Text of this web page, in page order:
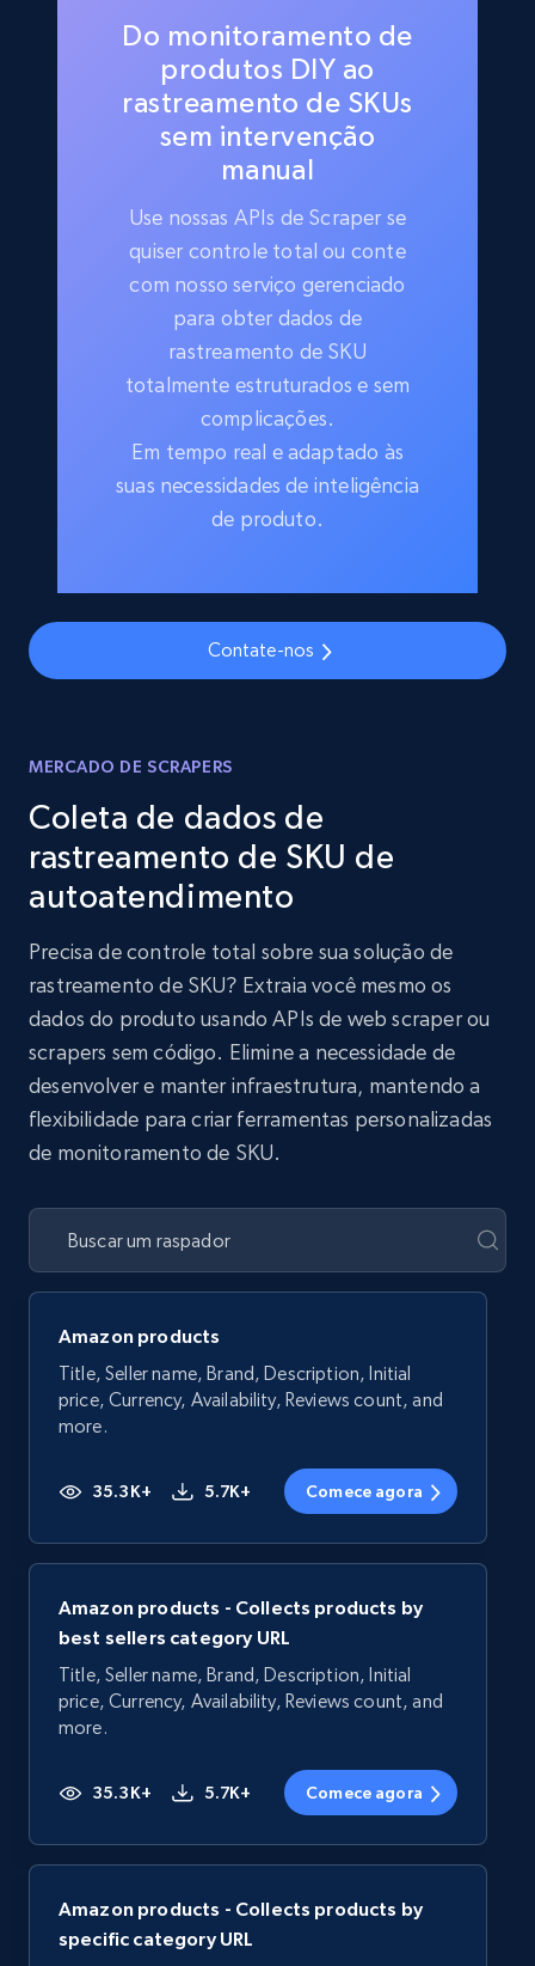
Do monitoramento de
produtos DIY ao
rastreamento de SKUs
sem intervenção
manual
Use nossas APIs de Scraper se
quiser controle total ou conte
com nosso serviço gerenciado
para obter dados de
rastreamento de SKU
totalmente estruturados e sem
complicações.
Em tempo real e adaptado às
suas necessidades de inteligência
de produto.
Contate-nos
MERCADO DE SCRAPERS
Coleta de dados de
rastreamento de SKU de
autoatendimento
Precisa de controle total sobre sua solução de
rastreamento de SKU? Extraia você mesmo os
dados do produto usando APIs de web scraper ou
scrapers sem código. Elimine a necessidade de
desenvolver e manter infraestrutura, mantendo a
flexibilidade para criar ferramentas personalizadas
de monitoramento de SKU.
Amazon products
Title, Seller name, Brand, Description, Initial
price, Currency, Availability, Reviews count, and
more.
35.3K+ 5.7K+ Comece agora
Amazon products - Collects products by
best sellers category URL
Title, Seller name, Brand, Description, Initial
price, Currency, Availability, Reviews count, and
more.
35.3K+ 5.7K+ Comece agora
Amazon products - Collects products by
specific category URL